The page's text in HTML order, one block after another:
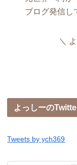
ブログ発信し
よっしーの
Tweets by ych369